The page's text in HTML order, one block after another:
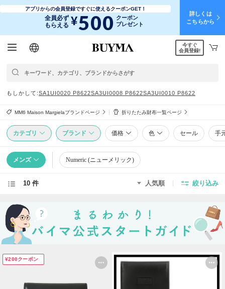
アプリからの会員登録ですぐに使えるクーポンGET！
全員必ず
もらえる ¥500 クーポン
プレゼント
詳しくは
こちらから
日本語
English
简体中文
繁體中文
今すぐ
会員登録!
もしかして SA1UI0020 P8622SA3UI0008 P8622SA3UI0010 P8622
MM6 Maison Margielaブランドページ 折りたたみ財布一覧ページ
カテゴリ ブランド 価格 色 セール 手
メンズ Numeric (ニューメリック)
10 件 人気順 絞り込み
¥200クーポン